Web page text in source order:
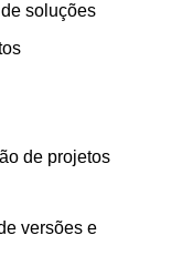
soluções
de projetos
versões e